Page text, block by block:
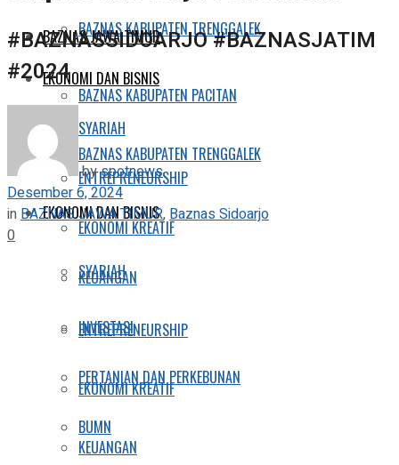
BAZNAS KABUPATEN TRENGGALEK
EKONOMI DAN BISNIS
SYARIAH
ENTREPRENEURSHIP
EKONOMI KREATIF
KEUANGAN
INVESTASI
PERTANIAN DAN PERKEBUNAN
BUMN
BAZNAS JAWA TIMUR
BAZNAS KABUPATEN PACITAN
BAZNAS KABUPATEN TRENGGALEK
EKONOMI DAN BISNIS
SYARIAH
ENTREPRENEURSHIP
EKONOMI KREATIF
KEUANGAN
#BAZNASSIDOARJO #BAZNASJATIM
#2024
byspotnews
Desember 6, 2024
in BAZNAS JAWA TIMUR, Baznas Sidoarjo
0